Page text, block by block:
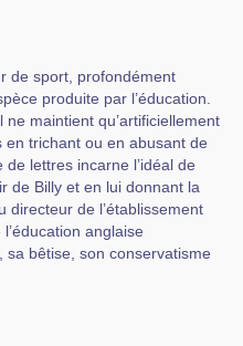
de sport, profondément
produite par l’éducation.
maintient qu’artificiellement
trichant ou en abusant de
de lettres incarne l’idéal de
de Billy et en lui donnant la
directeur de l’établissement
anglaise
bêtise, son conservatisme